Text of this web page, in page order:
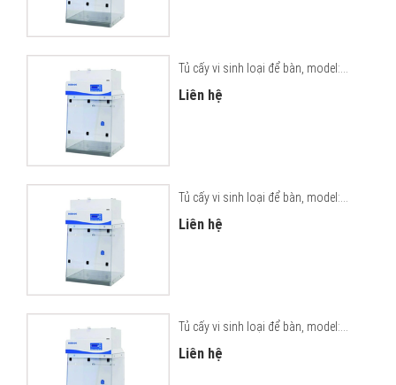
Tủ cấy vi sinh loại để bàn, model:...
Liên hệ
Tủ cấy vi sinh loại để bàn, model:...
Liên hệ
Tủ cấy vi sinh loại để bàn, model:...
Liên hệ